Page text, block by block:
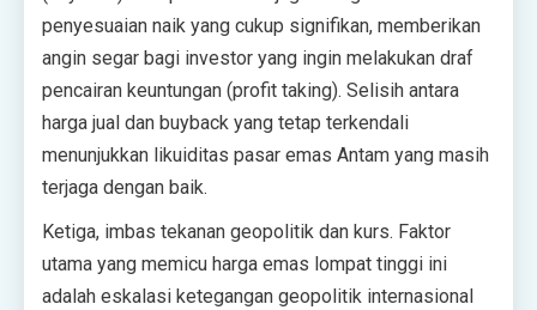
penyesuaian naik yang cukup signifikan, memberikan
angin segar bagi investor yang ingin melakukan draf
pencairan keuntungan (profit taking). Selisih antara
harga jual dan buyback yang tetap terkendali
menunjukkan likuiditas pasar emas Antam yang masih
terjaga dengan baik.
Ketiga, imbas tekanan geopolitik dan kurs. Faktor
utama yang memicu harga emas lompat tinggi ini
adalah eskalasi ketegangan geopolitik internasional